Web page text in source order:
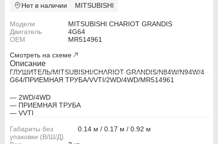
Нет в наличии
MITSUBISHI
Модели
MITSUBISHI CHARIOT GRANDIS
Двигатель
4G64
OEM
MR514961
Смотреть на схеме
Описание
ГЛУШИТЕЛЬ/MITSUBISHI/CHARIOT GRANDIS/N84W/N94W/4
G64/ПРИЕМНАЯ ТРУБА/VVTI/2WD/4WD/MR514961
— 2WD/4WD
— ПРИЕМНАЯ ТРУБА
— VVTI
Габариты без
упаковки (В/Ш/Д)
0.14 м / 0.17 м / 0.92 м
Alfa Romeo
Alfa Romeo